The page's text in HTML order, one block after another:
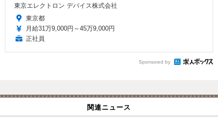
東京エレクトロン デバイス株式会社
東京都
月給31万9,000円～45万9,000円
正社員
Sponsored by
関連ニュース